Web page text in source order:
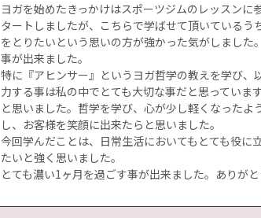
ヨガを始めたきっかけはスポーツジムのレッスン
タートしましたが、こちらで学ばせて頂いている
をとりたいという思いの方が強かった気がしまし
事が出来ました。
特に『アヒンサー』というヨガ哲学の教えを学び
力する事は私の中でとても大切な事だと思ってい
と思いました。哲学を学び、心が少し軽くなった
し、お客様を笑顔に出来たらと思いました。
今回学んだことは、日常生活においてもとても役
たいと強く思いました。
とても濃い1ヶ月を過ごす事が出来ました。ありがと